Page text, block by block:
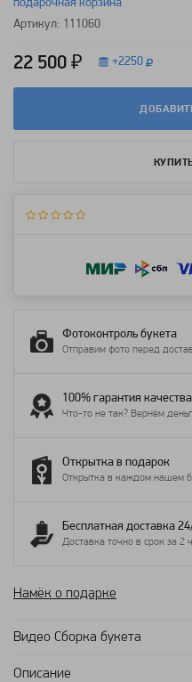
подарочная корзина
Артикул: 111060
22 500 ₽ +2250
Фотоконтроль букета
Отправим фото перед
100% гарантия качества
Что-то не так? Вернём
Открытка в подарок
Открытка в каждом нашем
Бесплатная доставка
Доставка точно в срок за 2
Намёк о подарке
Видео Сборка букета
Описание